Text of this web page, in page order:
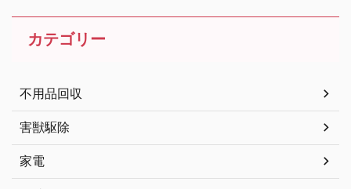
カテゴリー
不用品回収
害獣駆除
家電